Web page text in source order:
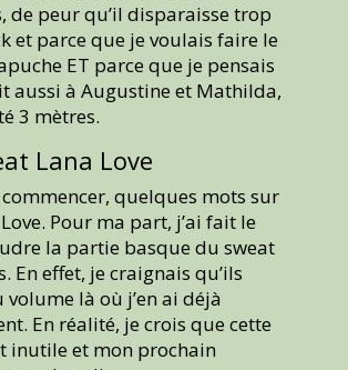
de peur qu’il disparaisse trop
et parce que je voulais faire le
ET parce que je pensais
aussi à Augustine et Mathilda,
3 mètres.
Lana Love
quelques mots sur
Pour ma part, j’ai fait le
la partie basque du sweat
En effet, je craignais qu’ils
là où j’en ai déjà
En réalité, je crois que cette
inutile et mon prochain